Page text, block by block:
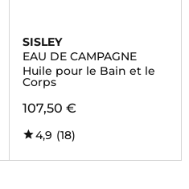
SISLEY
EAU DE CAMPAGNE
Huile pour le Bain et le
Corps
107,50 €
4,9 (18)